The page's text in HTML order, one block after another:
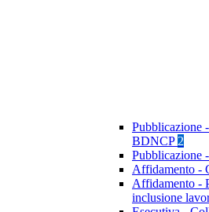
Pubblicazione
BDNCP 2
Pubblicazione
Affidamento -
Affidamento -
inclusione